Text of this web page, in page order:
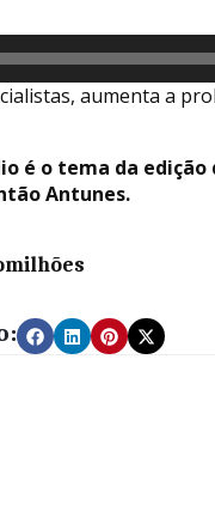
aumenta a
é o tema da edição
Antunes.